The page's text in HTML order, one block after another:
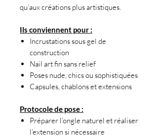
qu’aux créations plus artistiques.
Ils conviennent pour :
Incrustations sous gel de
construction
Nail art fin sans relief
Poses nude, chics ou sophistiquées
Capsules, chablons et extensions
Protocole de pose :
Préparer l’ongle naturel et réaliser
l’extension si nécessaire